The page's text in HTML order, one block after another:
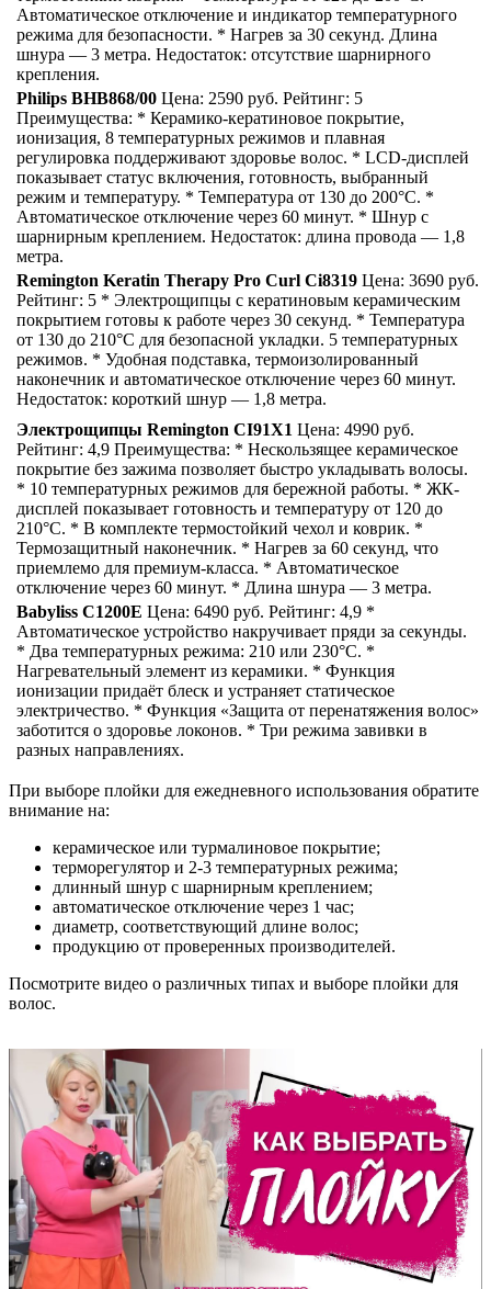
Автоматическое отключение и индикатор температурного
режима для безопасности. * Нагрев за 30 секунд. Длина
шнура — 3 метра. Недостаток: отсутствие шарнирного
крепления.
Philips BHB868/00 Цена: 2590 руб. Рейтинг: 5
Преимущества: * Керамико-кератиновое покрытие,
ионизация, 8 температурных режимов и плавная
регулировка поддерживают здоровье волос. * LCD-дисплей
показывает статус включения, готовность, выбранный
режим и температуру. * Температура от 130 до 200°С. *
Автоматическое отключение через 60 минут. * Шнур с
шарнирным креплением. Недостаток: длина провода — 1,8
метра.
Remington Keratin Therapy Pro Curl Ci8319 Цена: 3690 руб.
Рейтинг: 5 * Электрощипцы с кератиновым керамическим
покрытием готовы к работе через 30 секунд. * Температура
от 130 до 210°С для безопасной укладки. 5 температурных
режимов. * Удобная подставка, термоизолированный
наконечник и автоматическое отключение через 60 минут.
Недостаток: короткий шнур — 1,8 метра.
Электрощипцы Remington CI91X1 Цена: 4990 руб.
Рейтинг: 4,9 Преимущества: * Нескользящее керамическое
покрытие без зажима позволяет быстро укладывать волосы.
* 10 температурных режимов для бережной работы. * ЖК-
дисплей показывает готовность и температуру от 120 до
210°С. * В комплекте термостойкий чехол и коврик. *
Термозащитный наконечник. * Нагрев за 60 секунд, что
приемлемо для премиум-класса. * Автоматическое
отключение через 60 минут. * Длина шнура — 3 метра.
Babyliss C1200E Цена: 6490 руб. Рейтинг: 4,9 *
Автоматическое устройство накручивает пряди за секунды.
* Два температурных режима: 210 или 230°С. *
Нагревательный элемент из керамики. * Функция
ионизации придаёт блеск и устраняет статическое
электричество. * Функция «Защита от перенатяжения волос»
заботится о здоровье локонов. * Три режима завивки в
разных направлениях.
При выборе плойки для ежедневного использования обратите
внимание на:
керамическое или турмалиновое покрытие;
терморегулятор и 2-3 температурных режима;
длинный шнур с шарнирным креплением;
автоматическое отключение через 1 час;
диаметр, соответствующий длине волос;
продукцию от проверенных производителей.
Посмотрите видео о различных типах и выборе плойки для
волос.